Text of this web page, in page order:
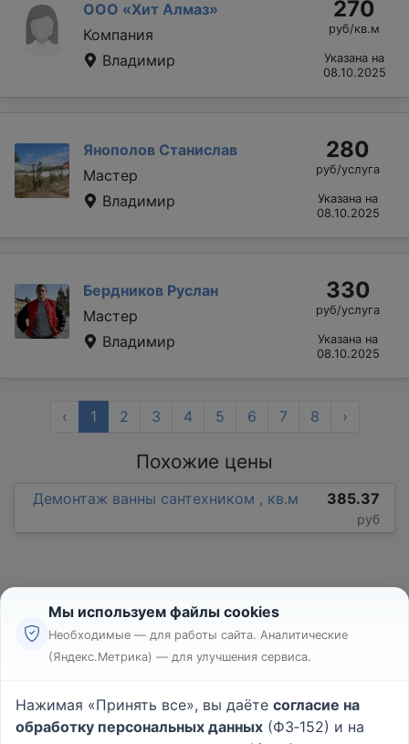
ООО «Хит Алмаз»
Компания
Владимир
270
руб/кв.м
Указана на
08.10.2025
Янополов Станислав
Мастер
Владимир
280
руб/услуга
Указана на
08.10.2025
Бердников Руслан
Мастер
Владимир
330
руб/услуга
Указана на
08.10.2025
‹ 1 2 3 4 5 6 7 8 ›
Похожие цены
Демонтаж ванны сантехником , кв.м 385.37
руб
Реклама
Пользовательское соглашение
Политика конфиденциальности
Мы используем файлы cookies
Необходимые — для работы сайта. Аналитические
(Яндекс.Метрика) — для улучшения сервиса.
Нажимая «Принять все», вы даёте согласие на
обработку персональных данных (ФЗ‑152) и на